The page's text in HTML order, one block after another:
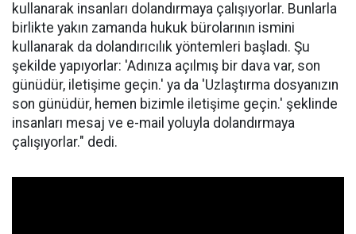
kullanarak insanları dolandırmaya çalışıyorlar. Bunlarla
birlikte yakın zamanda hukuk bürolarının ismini
kullanarak da dolandırıcılık yöntemleri başladı. Şu
şekilde yapıyorlar: 'Adınıza açılmış bir dava var, son
günüdür, iletişime geçin.' ya da 'Uzlaştırma dosyanızın
son günüdür, hemen bizimle iletişime geçin.' şeklinde
insanları mesaj ve e-mail yoluyla dolandırmaya
çalışıyorlar." dedi.